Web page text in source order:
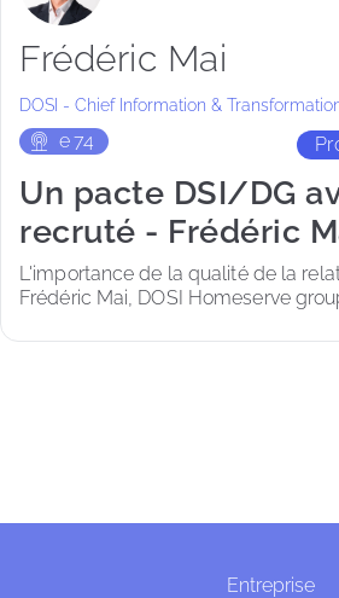
Frédéric Mai
DOSI - Chief Information &
e74
Un pacte DSI/DG
recruté - Frédéric
L'importance de la qualité de la
Frédéric Mai, DOSI Homeserve
Entreprise